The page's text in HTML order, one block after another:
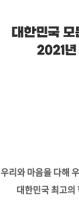
우리와 마음을 다해
대한민국 최고